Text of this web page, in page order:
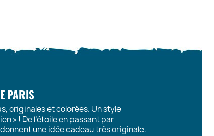
PARIS
originales et colorées. Un style
» ! De l’étoile en passant par
une idée cadeau très originale.